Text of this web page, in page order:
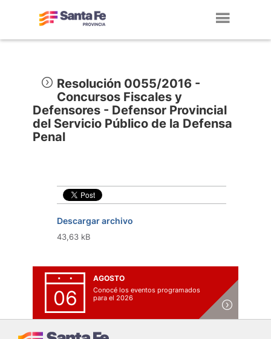
Resolución 0055/2016 -
Concursos Fiscales y
Defensores - Defensor Provincial
del Servicio Público de la Defensa
Penal
Descargar archivo
43,63 kB
06
AGOSTO
Conocé los eventos programados
para el 2026